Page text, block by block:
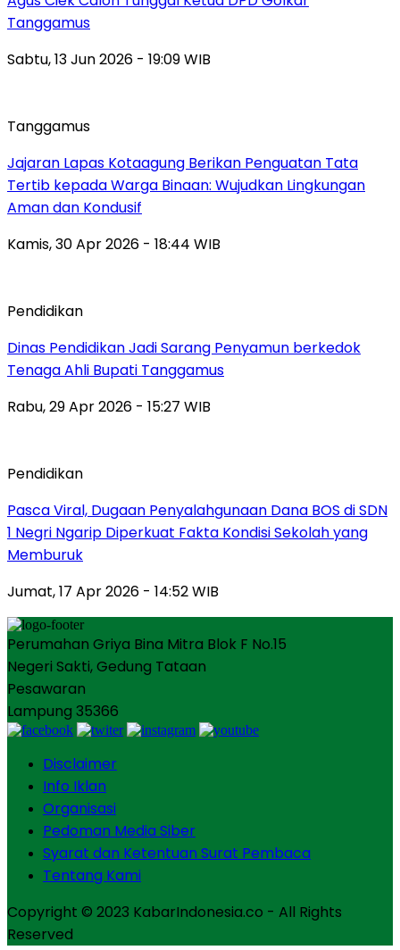
Tanggamus
Sabtu, 13 Jun 2026 - 19:09 WIB
Tanggamus
Jajaran Lapas Kotaagung Berikan Penguatan Tata
Tertib kepada Warga Binaan: Wujudkan Lingkungan
Aman dan Kondusif
Kamis, 30 Apr 2026 - 18:44 WIB
Pendidikan
Dinas Pendidikan Jadi Sarang Penyamun berkedok
Tenaga Ahli Bupati Tanggamus
Rabu, 29 Apr 2026 - 15:27 WIB
Pendidikan
Pasca Viral, Dugaan Penyalahgunaan Dana BOS di SDN
1 Negri Ngarip Diperkuat Fakta Kondisi Sekolah yang
Memburuk
Jumat, 17 Apr 2026 - 14:52 WIB
Perumahan Griya Bina Mitra Blok F No.15
Negeri Sakti, Gedung Tataan
Pesawaran
Lampung 35366
Disclaimer
Info Iklan
Organisasi
Pedoman Media Siber
Syarat dan Ketentuan Surat Pembaca
Tentang Kami
Copyright © 2023 KabarIndonesia.co - All Rights
Reserved